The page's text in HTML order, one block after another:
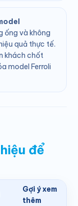
ống và không
quả thực tế.
khách chốt
model Ferroli
để
Gợi ý xem
thêm